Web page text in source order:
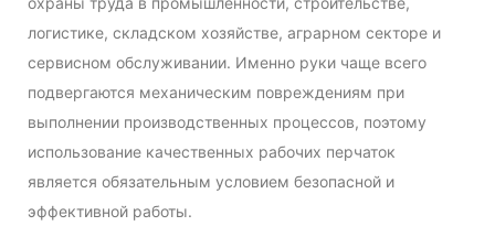
логистике, складском хозяйстве, аграрном секторе и
сервисном обслуживании. Именно руки чаще всего
подвергаются механическим повреждениям при
выполнении производственных процессов, поэтому
использование качественных рабочих перчаток
является обязательным условием безопасной и
эффективной работы.